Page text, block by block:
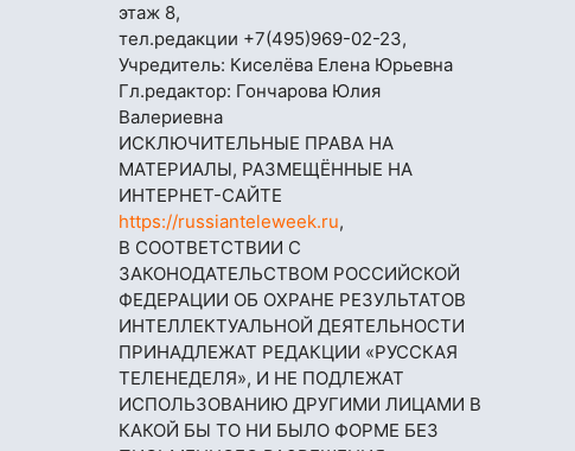
этаж 8,
тел.редакции +7(495)969-02-23,
Учредитель: Киселёва Елена Юрьевна
Гл.редактор: Гончарова Юлия
Валериевна
ИСКЛЮЧИТЕЛЬНЫЕ ПРАВА НА
МАТЕРИАЛЫ, РАЗМЕЩЁННЫЕ НА
ИНТЕРНЕТ-САЙТЕ
https://russianteleweek.ru,
В СООТВЕТСТВИИ С
ЗАКОНОДАТЕЛЬСТВОМ РОССИЙСКОЙ
ФЕДЕРАЦИИ ОБ ОХРАНЕ РЕЗУЛЬТАТОВ
ИНТЕЛЛЕКТУАЛЬНОЙ ДЕЯТЕЛЬНОСТИ
ПРИНАДЛЕЖАТ РЕДАКЦИИ «РУССКАЯ
ТЕЛЕНЕДЕЛЯ», И НЕ ПОДЛЕЖАТ
ИСПОЛЬЗОВАНИЮ ДРУГИМИ ЛИЦАМИ В
КАКОЙ БЫ ТО НИ БЫЛО ФОРМЕ БЕЗ